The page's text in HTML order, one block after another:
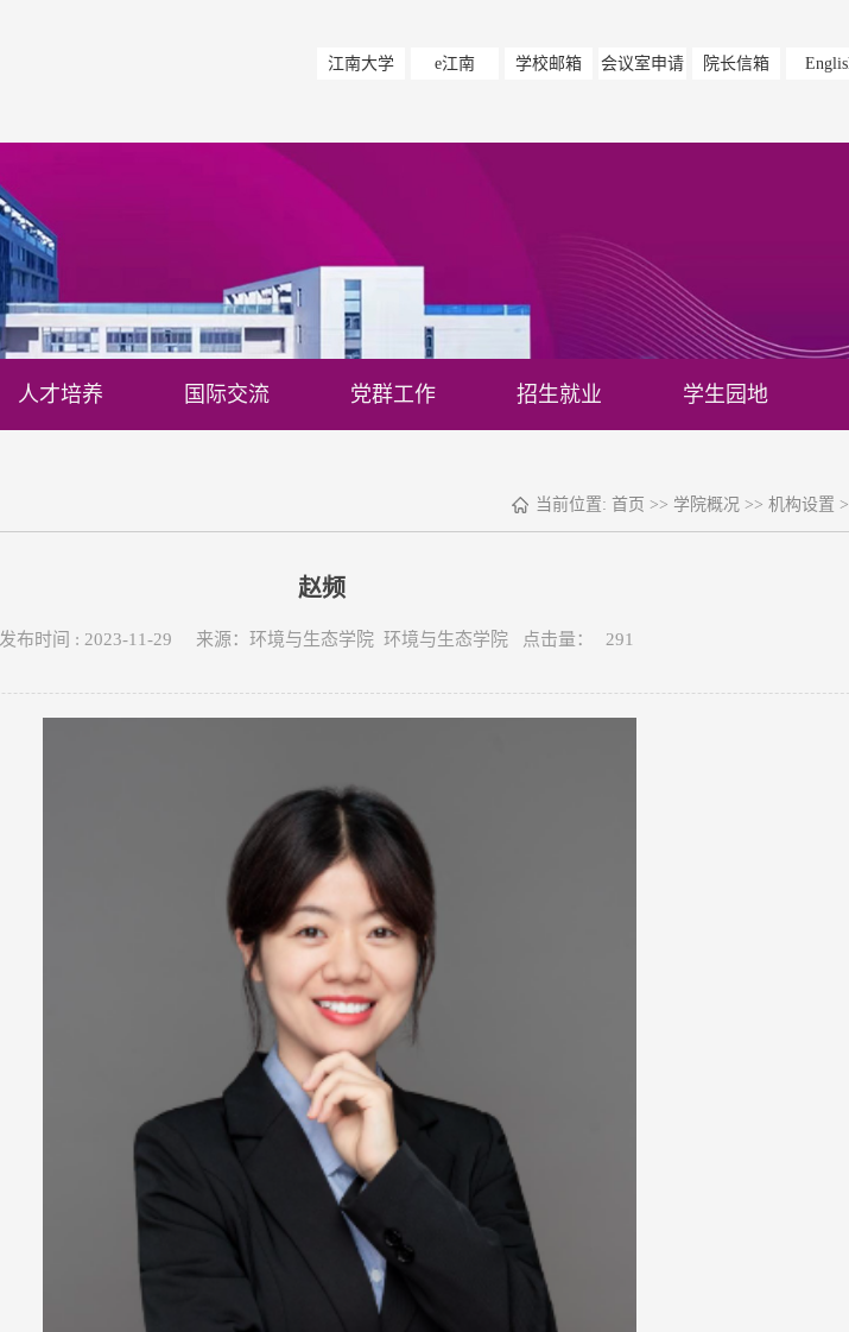
江南大学 e江南 学校邮箱 会议室申请 院长信箱
人才培养 国际交流 党群工作 招生就业 学生园地
当前位置: 首页 >> 学院概况 >> 机构设置
赵频
发布时间 : 2023-11-29 来源：环境与生态学院 环境与生态学院 点击量： 291